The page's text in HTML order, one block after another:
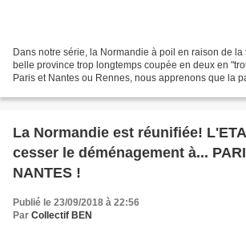
Dans notre série, la Normandie à poil en raison de la
belle province trop longtemps coupée en deux en
Paris et Nantes ou Rennes, nous apprenons que la
La Normandie est réunifiée!
cesser le déménagement à...
NANTES !
Publié le 23/09/2018 à 22:56
Par Collectif BEN